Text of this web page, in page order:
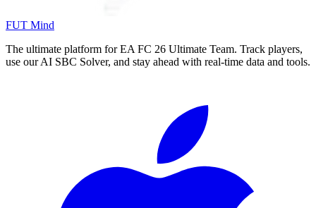
FUT Mind
The ultimate platform for EA FC 26 Ultimate Team. Track players,
use our AI SBC Solver, and stay ahead with real-time data and tools.